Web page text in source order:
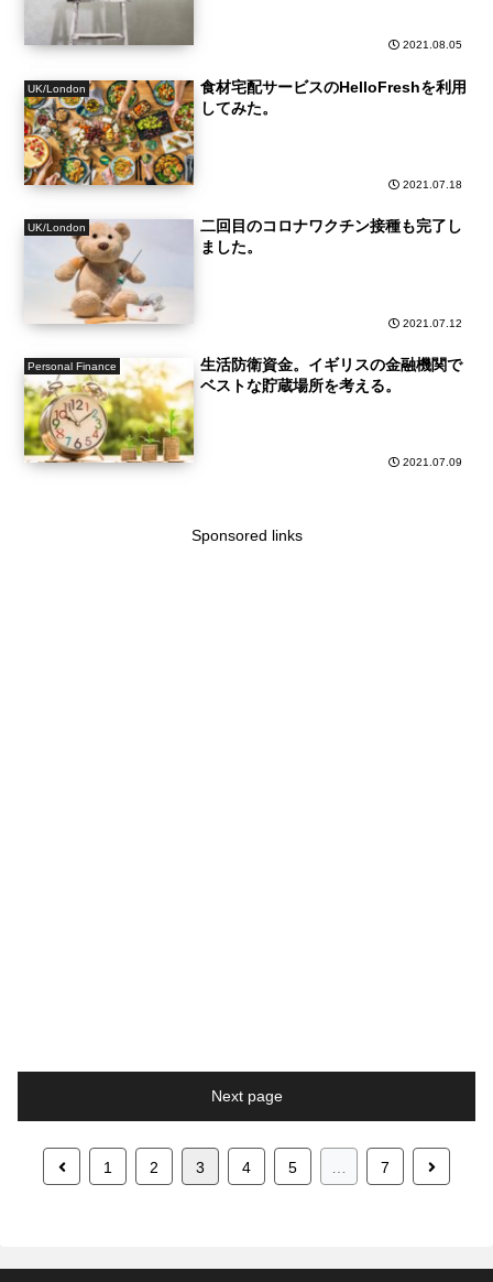
2021.08.05
UK/London
食材宅配サービスのHelloFreshを利用
してみた。
2021.07.18
UK/London
二回目のコロナワクチン接種も完了し
ました。
2021.07.12
Personal Finance
生活防衛資金。イギリスの金融機関で
ベストな貯蔵場所を考える。
2021.07.09
Sponsored links
Next page
Previous1 2 3 4 5 7 Next